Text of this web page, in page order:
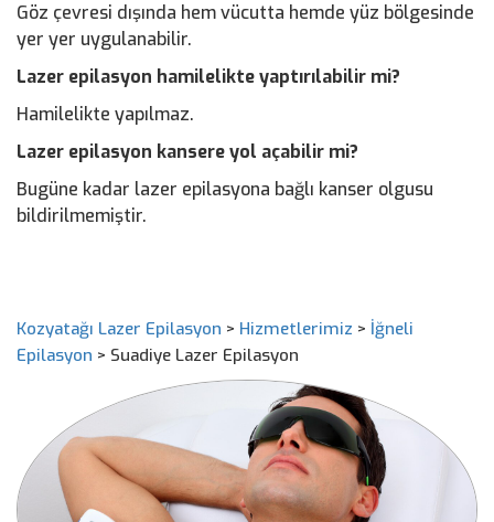
Göz çevresi dışında hem vücutta hemde yüz bölgesinde
yer yer uygulanabilir.
Lazer epilasyon hamilelikte yaptırılabilir mi?
Hamilelikte yapılmaz.
Lazer epilasyon kansere yol açabilir mi?
Bugüne kadar lazer epilasyona bağlı kanser olgusu
bildirilmemiştir.
Kozyatağı Lazer Epilasyon > Hizmetlerimiz > İğneli
Epilasyon > Suadiye Lazer Epilasyon